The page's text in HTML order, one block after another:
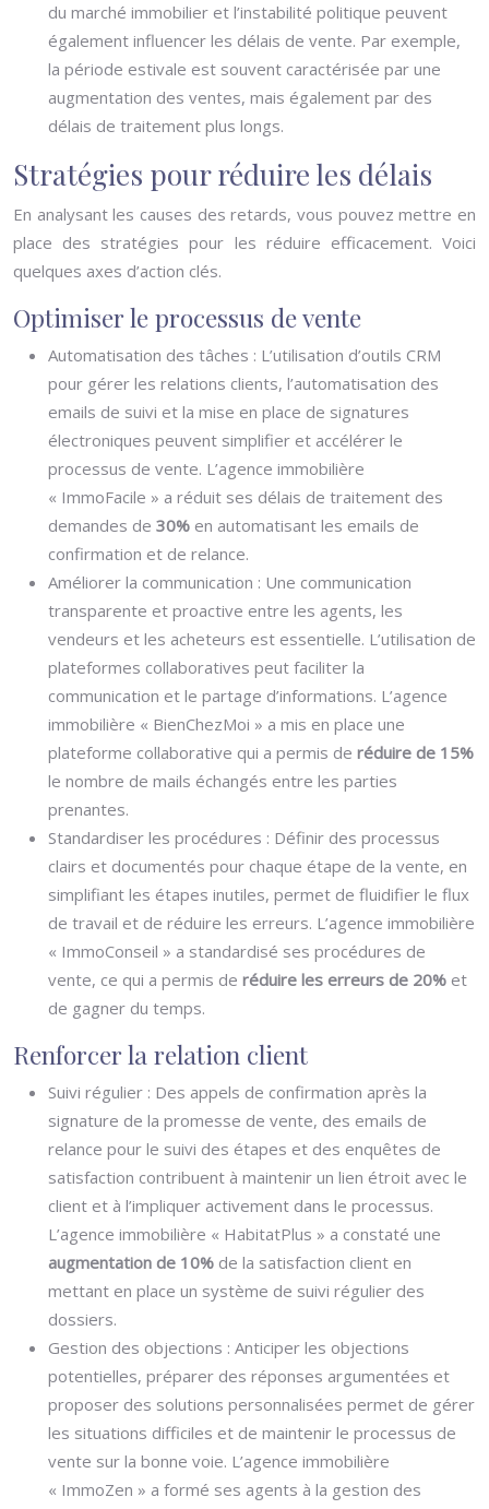
du marché immobilier et l’instabilité politique peuvent
également influencer les délais de vente. Par exemple,
la période estivale est souvent caractérisée par une
augmentation des ventes, mais également par des
délais de traitement plus longs.
Stratégies pour réduire les délais
En analysant les causes des retards, vous pouvez mettre en
place des stratégies pour les réduire efficacement. Voici
quelques axes d’action clés.
Optimiser le processus de vente
Automatisation des tâches : L’utilisation d’outils CRM
pour gérer les relations clients, l’automatisation des
emails de suivi et la mise en place de signatures
électroniques peuvent simplifier et accélérer le
processus de vente. L’agence immobilière
« ImmoFacile » a réduit ses délais de traitement des
demandes de 30% en automatisant les emails de
confirmation et de relance.
Améliorer la communication : Une communication
transparente et proactive entre les agents, les
vendeurs et les acheteurs est essentielle. L’utilisation de
plateformes collaboratives peut faciliter la
communication et le partage d’informations. L’agence
immobilière « BienChezMoi » a mis en place une
plateforme collaborative qui a permis de réduire de 15%
le nombre de mails échangés entre les parties
prenantes.
Standardiser les procédures : Définir des processus
clairs et documentés pour chaque étape de la vente, en
simplifiant les étapes inutiles, permet de fluidifier le flux
de travail et de réduire les erreurs. L’agence immobilière
« ImmoConseil » a standardisé ses procédures de
vente, ce qui a permis de réduire les erreurs de 20% et
de gagner du temps.
Renforcer la relation client
Suivi régulier : Des appels de confirmation après la
signature de la promesse de vente, des emails de
relance pour le suivi des étapes et des enquêtes de
satisfaction contribuent à maintenir un lien étroit avec le
client et à l’impliquer activement dans le processus.
L’agence immobilière « HabitatPlus » a constaté une
augmentation de 10% de la satisfaction client en
mettant en place un système de suivi régulier des
dossiers.
Gestion des objections : Anticiper les objections
potentielles, préparer des réponses argumentées et
proposer des solutions personnalisées permet de gérer
les situations difficiles et de maintenir le processus de
vente sur la bonne voie. L’agence immobilière
« ImmoZen » a formé ses agents à la gestion des